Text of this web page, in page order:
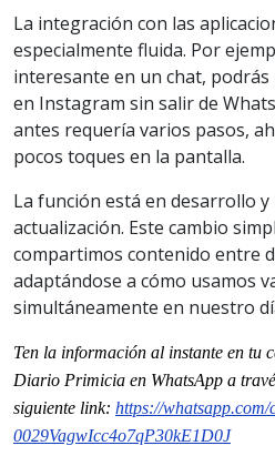
La integración con las
especialmente fluida. Por
interesante en un chat,
en Instagram sin salir de
antes requería varios pasos,
pocos toques en la pantalla.
La función está en desarrollo
actualización. Este cambio
compartimos contenido entre
adaptándose a cómo usamos
simultáneamente en nuestro
Ten la información al instante en tu
Diario Primicia en WhatsApp a
siguiente link: https://whatsapp.com/
0029VagwIcc4o7qP30kE1D0J